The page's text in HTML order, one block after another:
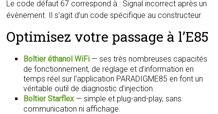
Le code défaut 67 correspond à : Signal incorrect après un
évènement. Il s’agit d’un code spécifique au constructeur.
Optimisez votre passage à l’E85
Boîtier éthanol WiFi — ses très nombreuses capacités
de fonctionnement, de réglage et d’information en
temps réel sur l’application PARADIGME85 en font un
véritable outil de diagnostic d’injection.
Boîtier Starflex— simple et plug-and-play, sans
communication ni affichage.